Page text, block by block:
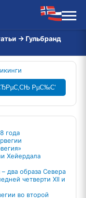
→ Гульбранд
РµС‰С‘
года
Хейердала
два образа Севера
четверти XII и
во второй